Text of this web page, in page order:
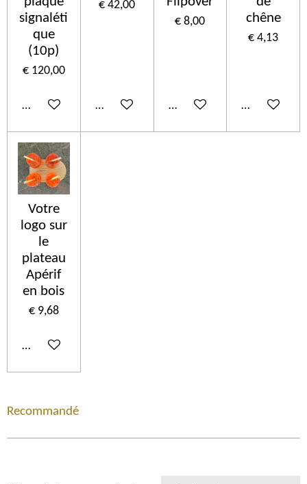
signaléti
que
(10p)
€ 120,00
In winkelwagen
€ 42,00
In winkelwagen
€ 8,00
In winkelwagen
chêne
€ 4,13
In
Votre
logo sur
le
plateau
Apérif
en bois
€ 9,68
In winkelwagen
Recommandé